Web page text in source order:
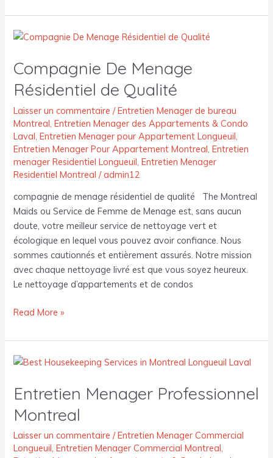
Compagnie De Menage
Résidentiel de Qualité
Laisser un commentaire /Entretien Menager de bureau
Montreal ,Entretien Menager des Appartements & Condo
Laval ,Entretien Menager pour Appartement Longueuil
Entretien Menager Pour Appartement Montreal ,Entretien
menager Residentiel Longueuil ,Entretien Menager
Residentiel Montreal /admin12
compagnie de menage résidentiel de qualité The Montreal
Maids ou Service de Femme de Menage est, sans aucun
doute, votre meilleur service de nettoyage vert et
écologique en lequel vous pouvez avoir confiance. Nous
sommes cautionnés et entièrement assurés. Notre mission
avec chaque nettoyage livré est que vous soyez heureux.
Le nettoyage d’appartements et de condos
Compagnie
Menage
Résidentiel
de
Qualité
Read More »
Entretien Menager Professionnel
Montreal
Laisser un commentaire /Entretien Menager Commercial
Longueuil,Entretien Menager Commercial Montreal,
Entretien
Professionnel